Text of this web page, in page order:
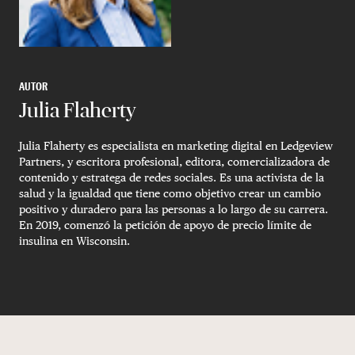
AUTOR
Julia Flaherty
Julia Flaherty es especialista en marketing digital en Ledgeview
Partners, y escritora profesional, editora, comercializadora de
contenido y estratega de redes sociales. Es una activista de la
salud y la igualdad que tiene como objetivo crear un cambio
positivo y duradero para las personas a lo largo de su carrera.
En 2019, comenzó la petición de apoyo de precio límite de
insulina en Wisconsin.